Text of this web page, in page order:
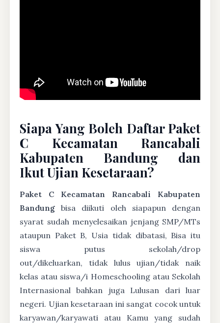
Siapa Yang Boleh Daftar Paket
C Kecamatan Rancabali
Kabupaten Bandung dan
Ikut Ujian Kesetaraan?
Paket C Kecamatan Rancabali Kabupaten
Bandung bisa diikuti oleh siapapun dengan
syarat sudah menyelesaikan jenjang SMP/MTs
ataupun Paket B, Usia tidak dibatasi, Bisa itu
siswa putus sekolah/drop
out/dikeluarkan, tidak lulus ujian/tidak naik
kelas atau siswa/i Homeschooling atau Sekolah
Internasional bahkan juga Lulusan dari luar
negeri. Ujian kesetaraan ini sangat cocok untuk
karyawan/karyawati atau Kamu yang sudah